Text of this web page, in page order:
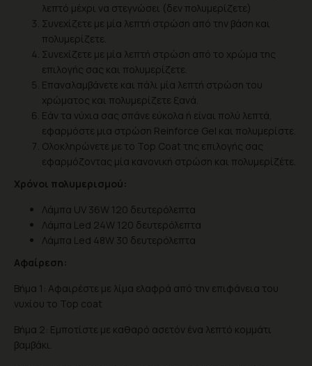
λεπτό μέχρι να στεγνώσει (δεν πολυμερίζετε)
Συνεχίζετε με μία λεπτή στρώση από την βάση και
πολυμερίζετε.
Συνεχίζετε με μία λεπτή στρώση από το χρώμα της
επιλογής σας και πολυμερίζετε.
Επαναλαμβάνετε και πάλι μία λεπτή στρώση του
χρώματος και πολυμερίζετε ξανά.
Eάν τα νύχια σας σπάνε εύκολα ή είναι πολύ λεπτά,
εφαρμόστε μια στρώση Reinforce Gel και πολυμερίστε.
Ολοκληρώνετε με το Top Coat της επιλογής σας
εφαρμόζοντας μία κανονική στρώση και πολυμερίζέτε.
Χρόνοι πολυμερισμού:
Λάμπα UV 36W 120 δευτερόλεπτα
Λάμπα Led 24W 120 δευτερόλεπτα
Λάμπα Led 48W 30 δευτερόλεπτα
Αφαίρεση:
Βήμα 1: Αφαιρέστε με λίμα ελαφρά από την επιφάνεια του
νυχίου το Top coat
Βήμα 2: Εμποτίστε με καθαρό ασετόν ένα λεπτό κομμάτι
βαμβάκι.